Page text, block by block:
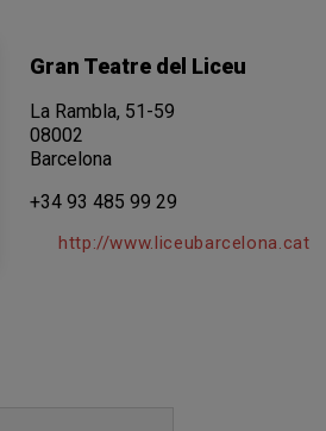
Gran Teatre del Liceu
La Rambla, 51-59
08002
Barcelona
+34 93 485 99 29
http://www.liceubarcelona.cat